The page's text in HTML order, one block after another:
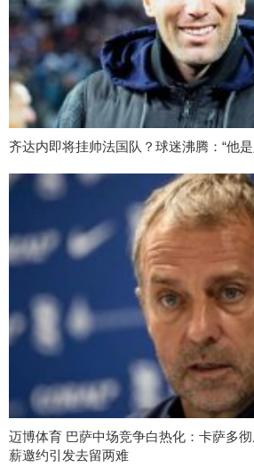
齐达内即将挂帅法国队？球迷沸腾：“他
迈博体育 巴萨中场竞争白热化：卡萨多
薪邀约引发去留两难